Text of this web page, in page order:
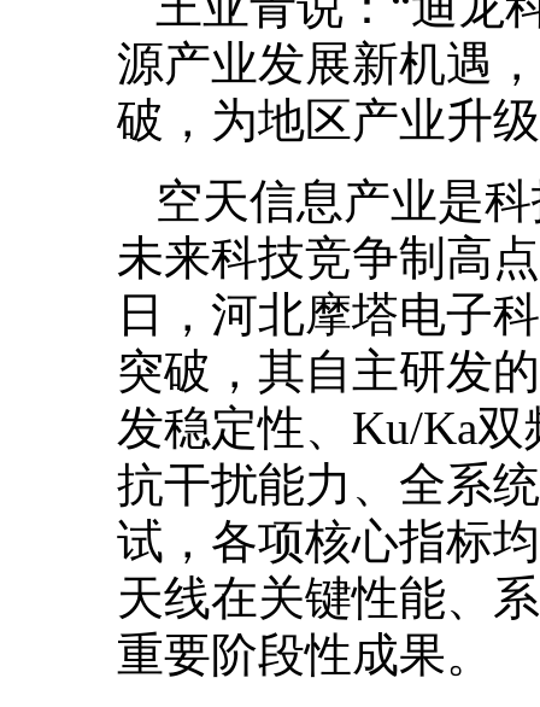
源产业发展新机遇
破，为地区产业升
空天信息产业是
未来科技竞争制高
日，河北摩塔电子
突破，其自主研发
发稳定性、Ku/Ka
抗干扰能力、全系
试，各项核心指标
天线在关键性能、
重要阶段性成果。